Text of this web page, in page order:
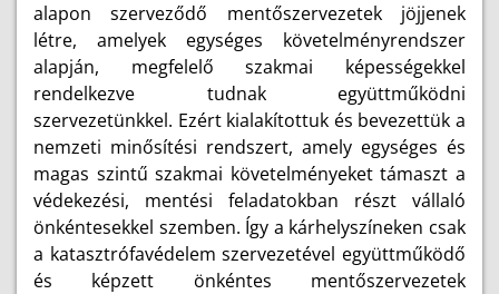
alapon szerveződő mentőszervezetek jöjjenek
létre, amelyek egységes követelményrendszer
alapján, megfelelő szakmai képességekkel
rendelkezve tudnak együttműködni
szervezetünkkel. Ezért kialakítottuk és bevezettük a
nemzeti minősítési rendszert, amely egységes és
magas szintű szakmai követelményeket támaszt a
védekezési, mentési feladatokban részt vállaló
önkéntesekkel szemben. Így a kárhelyszíneken csak
a katasztrófavédelem szervezetével együttműködő
és képzett önkéntes mentőszervezetek